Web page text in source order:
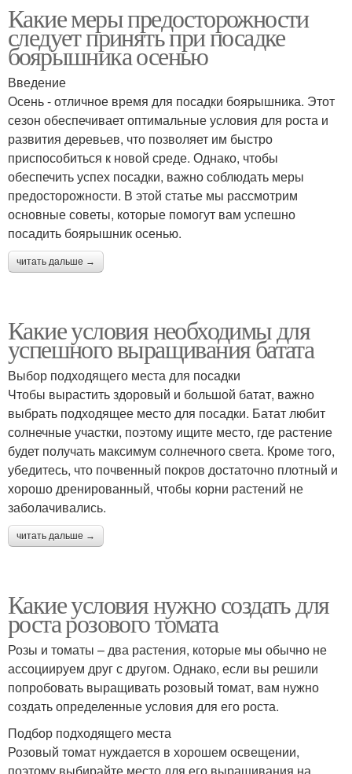
Какие меры предосторожности
следует принять при посадке
боярышника осенью
Введение
Осень - отличное время для посадки боярышника. Этот
сезон обеспечивает оптимальные условия для роста и
развития деревьев, что позволяет им быстро
приспособиться к новой среде. Однако, чтобы
обеспечить успех посадки, важно соблюдать меры
предосторожности. В этой статье мы рассмотрим
основные советы, которые помогут вам успешно
посадить боярышник осенью.
читать дальше →
Какие условия необходимы для
успешного выращивания батата
Выбор подходящего места для посадки
Чтобы вырастить здоровый и большой батат, важно
выбрать подходящее место для посадки. Батат любит
солнечные участки, поэтому ищите место, где растение
будет получать максимум солнечного света. Кроме того,
убедитесь, что почвенный покров достаточно плотный и
хорошо дренированный, чтобы корни растений не
заболачивались.
читать дальше →
Какие условия нужно создать для
роста розового томата
Розы и томаты – два растения, которые мы обычно не
ассоциируем друг с другом. Однако, если вы решили
попробовать выращивать розовый томат, вам нужно
создать определенные условия для его роста.
Подбор подходящего места
Розовый томат нуждается в хорошем освещении,